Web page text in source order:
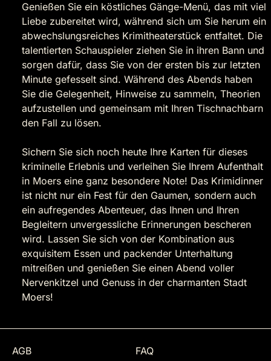
Genießen Sie ein köstliches Gänge-Menü, das mit viel
Liebe zubereitet wird, während sich um Sie herum ein
abwechslungsreiches Krimitheaterstück entfaltet. Die
talentierten Schauspieler ziehen Sie in ihren Bann und
sorgen dafür, dass Sie von der ersten bis zur letzten
Minute gefesselt sind. Während des Abends haben
Sie die Gelegenheit, Hinweise zu sammeln, Theorien
aufzustellen und gemeinsam mit Ihren Tischnachbarn
den Fall zu lösen.
Sichern Sie sich noch heute Ihre Karten für dieses
kriminelle Erlebnis und verleihen Sie Ihrem Aufenthalt
in Moers eine ganz besondere Note! Das Krimidinner
ist nicht nur ein Fest für den Gaumen, sondern auch
ein aufregendes Abenteuer, das Ihnen und Ihren
Begleitern unvergessliche Erinnerungen bescheren
wird. Lassen Sie sich von der Kombination aus
exquisitem Essen und packender Unterhaltung
mitreißen und genießen Sie einen Abend voller
Nervenkitzel und Genuss in der charmanten Stadt
Moers!
AGB FAQ